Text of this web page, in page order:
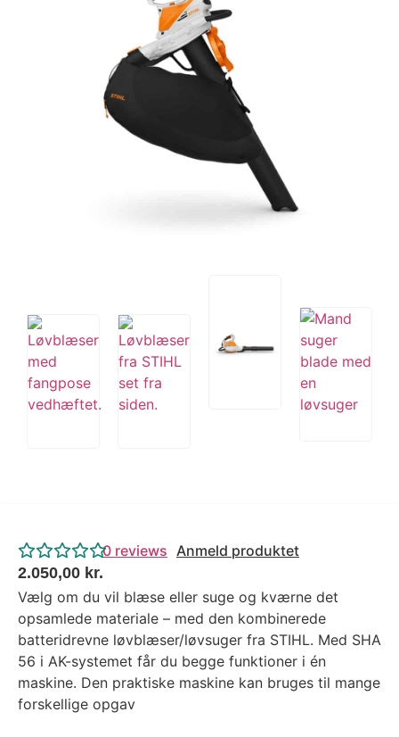
4.4 Google Reviews
4.7 Trustpilot
0 reviews Anmeld produktet
2.050,00 kr.
Vælg om du vil blæse eller suge og kværne det
opsamlede materiale – med den kombinerede
batteridrevne løvblæser/løvsuger fra STIHL. Med SHA
56 i AK-systemet får du begge funktioner i én
maskine. Den praktiske maskine kan bruges til mange
forskellige opgav